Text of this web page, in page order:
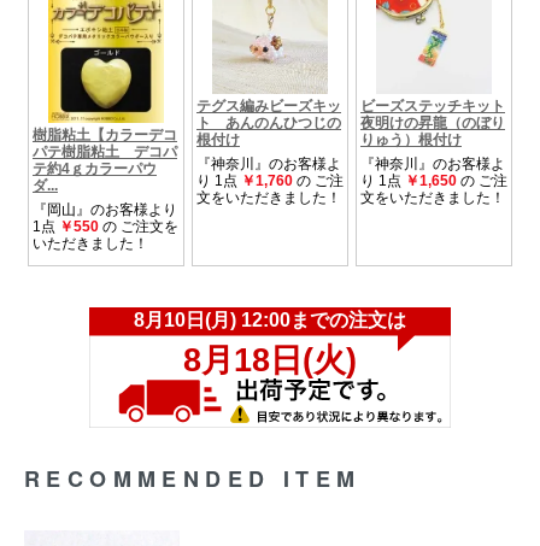
RECOMMENDED ITEM